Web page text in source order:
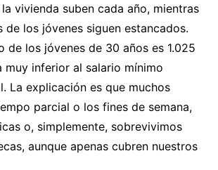
vivienda suben cada año, mientras
de los jóvenes siguen estancados.
de los jóvenes de 30 años es 1.025
muy inferior al salario mínimo
La explicación es que muchos
parcial o los fines de semana,
o, simplemente, sobrevivimos
aunque apenas cubren nuestros